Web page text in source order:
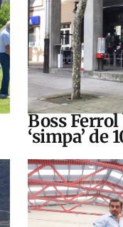
Boss
‘simpa’ de